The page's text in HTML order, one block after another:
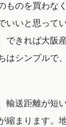
ものを買わな
いいと思って
できれば大阪
はシンプルで
輸送距離が短
縮まります。